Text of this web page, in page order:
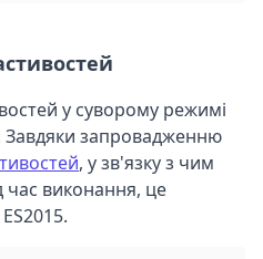
у суворому режимі
Завдяки запровадженню
, у зв'язку з чим
виконання, це